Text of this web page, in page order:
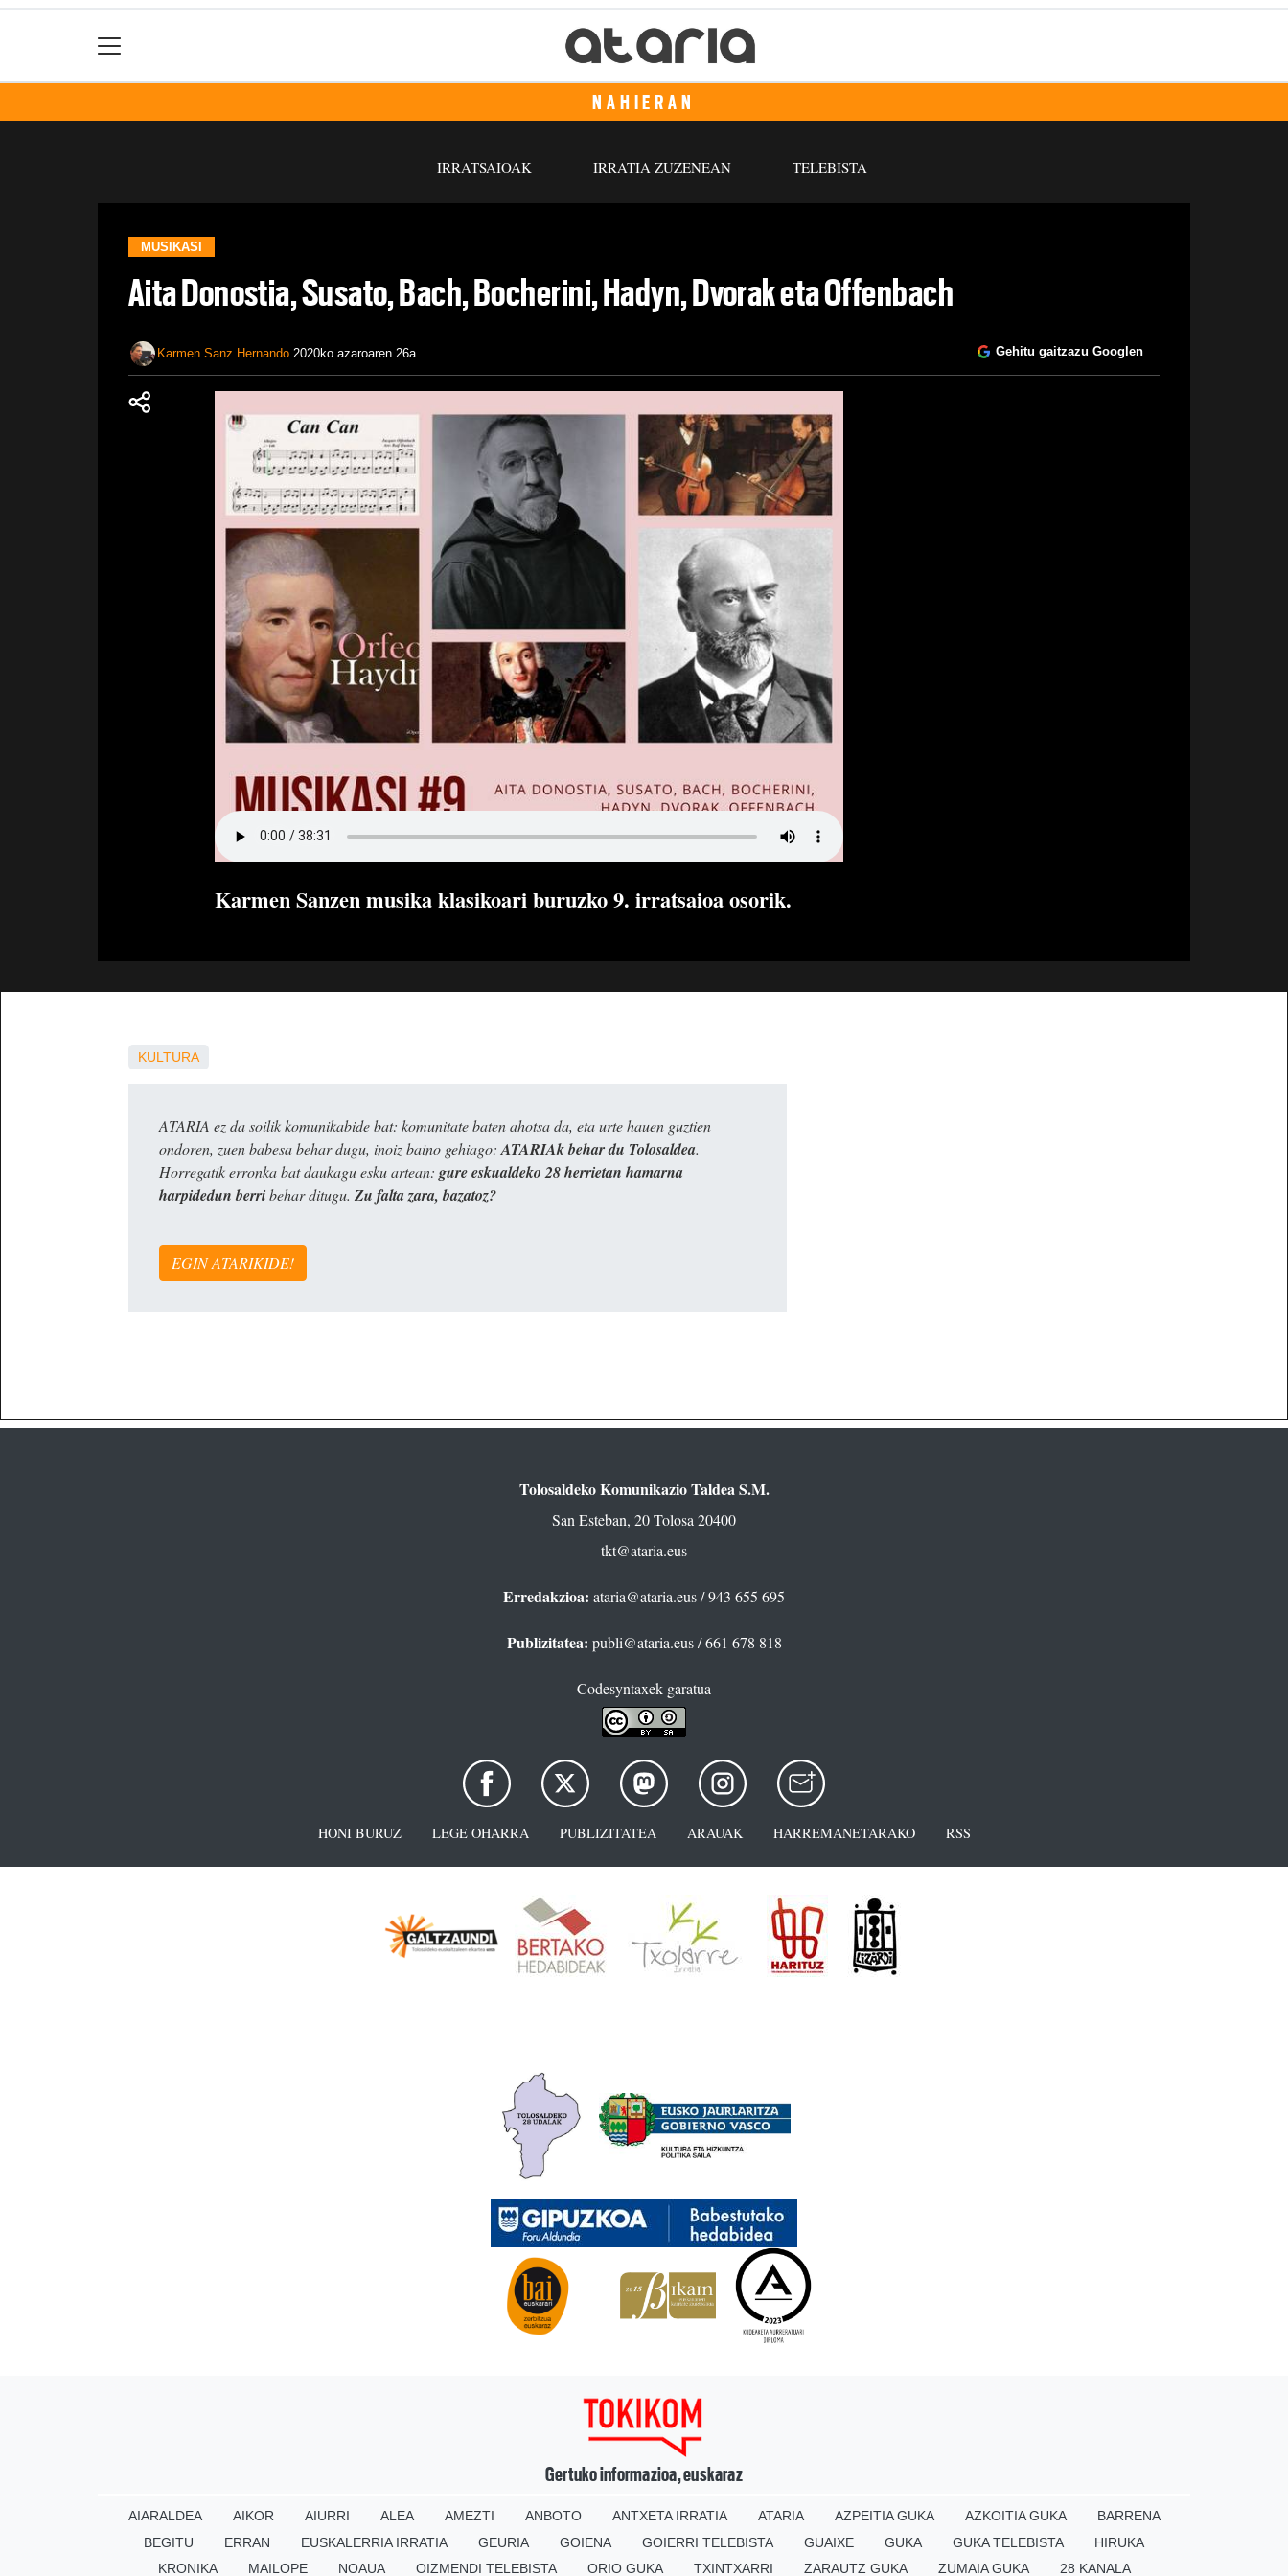
NAHIERAN
IRRATSAIOAK IRRATIA ZUZENEAN TELEBISTA
MUSIKASI
Aita Donostia, Susato, Bach, Bocherini, Hadyn, Dvorak eta Offenbach
Karmen Sanz Hernando 2020ko azaroaren 26a Gehitu gaitzazu Googlen
Karmen Sanzen musika klasikoari buruzko 9. irratsaioa osorik.
KULTURA
ATARIA ez da soilik komunikabide bat: komunitate baten ahotsa da, eta urte hauen guztien
ondoren, zuen babesa behar dugu, inoiz baino gehiago: ATARIAk behar du Tolosaldea.
Horregatik erronka bat daukagu esku artean: gure eskualdeko 28 herrietan hamarna
harpidedun berribehar ditugu. Zu falta zara, bazatoz?
EGIN ATARIKIDE!
Tolosaldeko Komunikazio Taldea S.M.
San Esteban, 20 Tolosa 20400
tkt@ataria.eus
Erredakzioa: ataria@ataria.eus/ 943 655 695
Publizitatea: publi@ataria.eus/ 661 678 818
Codesyntaxek garatua
HONI BURUZ LEGE OHARRA PUBLIZITATEA ARAUAK HARREMANETARAKO RSS
Gertuko informazioa, euskaraz
AIARALDEA AIKOR AIURRI ALEA AMEZTI ANBOTO ANTXETA IRRATIA ATARIA AZPEITIA GUKA AZKOITIA GUKA
BARRENA
BEGITU
ERRAN EUSKALERRIA IRRATIA GEURIA GOIENA GOIERRI TELEBISTA GUAIXE GUKA GUKA TELEBISTA
HIRUKA
KRONIKA
MAILOPE NOAUA OIZMENDI TELEBISTA ORIO GUKA TXINTXARRI ZARAUTZ GUKA ZUMAIA GUKA 28 KANALA